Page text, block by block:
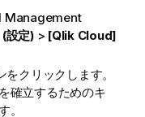
Management
定)> [Qlik Cloud]
をクリックします。
確立するためのキ
。